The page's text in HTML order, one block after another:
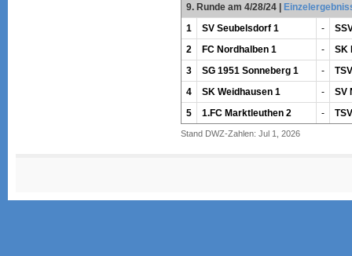
9. Runde am 4/28/24|
1
SV Seubelsdorf 1 -
2
FC Nordhalben 1 -
SK
3
SG 1951 Sonneberg 1 -
4
SK Weidhausen 1 -
SV
5
1.FC Marktleuthen 2 -
Stand DWZ-Zahlen: Jul 1, 2026